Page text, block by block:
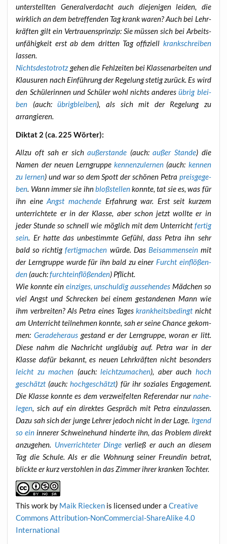
unter­stell­ten Gene­ral­ver­dacht auch die­je­ni­gen lei­den, die
wirk­lich an dem betref­fen­den Tag krank waren? Auch bei Lehr­
kräf­ten gilt ein Ver­trau­ens­prin­zip: Sie müs­sen sich bei Arbeits­
un­fä­hig­keit erst ab dem drit­ten Tag offi­zi­ell krank­schrei­ben
lassen.
Nichts­des­to­trotzgehen die Fehl­zei­ten bei Klas­sen­ar­bei­ten und
Klau­su­ren nach Ein­füh­rung der Rege­lung ste­tig zurück. Es wird
den Schü­le­rin­nen und Schü­ler wohl nichts ande­resübrig blei­
ben (auch:übrig­blei­ben), als sich mit der Rege­lung zu
arrangieren.
Dik­tat 2 (ca. 225 Wörter):
All­zu oft sah er sichaußer­stan­de (auch:außer Stan­de) die
Namen der neu­en Lern­grup­peken­nen­zu­ler­nen (auch: ken­nen
zu ler­nen) und war so dem Spott der schö­nen Petra preis­ge­ge­
ben. Wann immer sie ihnbloß­stel­lenkonn­te, tat sie es, was für
ihn eineAngst machen­deErfah­rung war. Erst seit kur­zem
unter­rich­te­te er in der Klas­se, aber schon jetzt woll­te er in
jeder Stun­de so schnell wie mög­lich mit dem Unter­richtfer­tig
sein. Er hat­te das unbe­stimm­te Gefühl, dass Petra ihn sehr
bald so rich­tigfer­tig­ma­chen wür­de. Das Bei­sam­men­seinmit
der Lern­grup­pe wur­de für ihn bald zu einer Furcht ein­flö­ßen­
den (auch:furcht­ein­flö­ßen­den) Pflicht.
Wie konn­te ein ein­zi­ges, unschul­dig aus­se­hen­des Mäd­chen so
viel Angst und Schre­cken bei einem gestan­de­nen Mann wie
ihm ver­brei­ten? Als Petra eines Tageskrank­heits­be­dingtnicht
am Unter­richt teil­neh­men konn­te, sah er sei­ne Chan­ce gekom­
men: Gera­de­her­aus gestand er der Lern­grup­pe, wor­an er litt.
Die­se nahm die Nach­richt ungläu­big auf. Petra war in der
Klas­se dafür bekannt, es neu­en Lehr­kräf­ten nicht beson­ders
leicht zu machen (auch:leicht­zu­ma­chen), aber auch hoch
geschätzt (auch:hoch­ge­schätzt) für ihr sozia­les Enga­ge­ment.
Die Klas­se konn­te es dem ver­zwei­fel­ten Refe­ren­dar nurnahe­
le­gen, sich auf ein direk­tes Gespräch mit Petra ein­zu­las­sen.
Dazu sah sich der jun­ge Leh­rer jedoch nicht in der Lage. Irgend
so ein inne­rer Schwei­ne­hund hin­der­te ihn, das Pro­blem direkt
anzu­ge­hen. Unver­rich­te­ter Din­ge ver­ließ er auch an die­sem
Tag die Schu­le. Als er die Woh­nung sei­ner Freun­din betrat,
blick­te er kurz ver­stoh­len in das Zim­mer ihrer kran­ken Tochter.
This work by Maik Riecken is licen­sed under aCrea­ti­ve
Com­mons Attri­bu­ti­on-Non­Com­mer­cial-ShareA­li­ke 4.0
International